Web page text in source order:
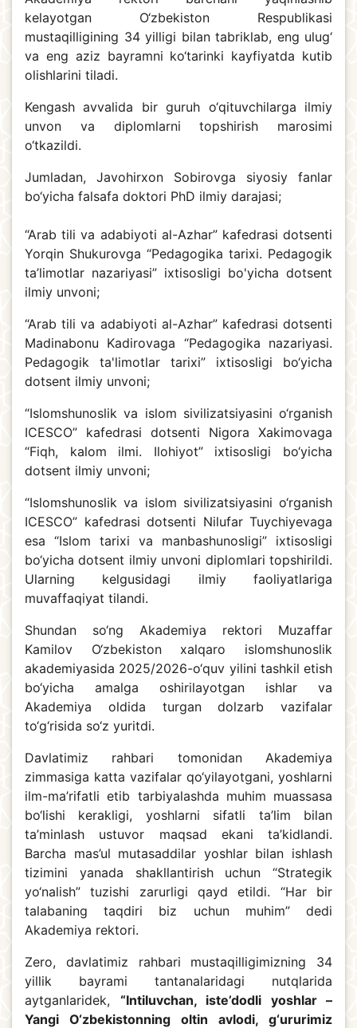
kelayotgan O‘zbekiston Respublikasi
mustaqilligining 34 yilligi bilan tabriklab, eng ulug‘
va eng aziz bayramni ko‘tarinki kayfiyatda kutib
olishlarini tiladi.
Kengash avvalida bir guruh o‘qituvchilarga ilmiy
unvon va diplomlarni topshirish marosimi
o‘tkazildi.
Jumladan, Javohirxon Sobirovga siyosiy fanlar
bo‘yicha falsafa doktori PhD ilmiy darajasi;
“Arab tili va adabiyoti al-Azhar” kafedrasi dotsenti
Yorqin Shukurovga “Pedagogika tarixi. Pedagogik
ta’limotlar nazariyasi” ixtisosligi bo'yicha dotsent
ilmiy unvoni;
“Arab tili va adabiyoti al-Azhar” kafedrasi dotsenti
Madinabonu Kadirovaga “Pedagogika nazariyasi.
Pedagogik ta'limotlar tarixi” ixtisosligi bo‘yicha
dotsent ilmiy unvoni;
“Islomshunoslik va islom sivilizatsiyasini o‘rganish
ICESCO” kafedrasi dotsenti Nigora Xakimovaga
“Fiqh, kalom ilmi. Ilohiyot” ixtisosligi bo‘yicha
dotsent ilmiy unvoni;
“Islomshunoslik va islom sivilizatsiyasini o‘rganish
ICESCO” kafedrasi dotsenti Nilufar Tuychiyevaga
esa “Islom tarixi va manbashunosligi” ixtisosligi
bo‘yicha dotsent ilmiy unvoni diplomlari topshirildi.
Ularning kelgusidagi ilmiy faoliyatlariga
muvaffaqiyat tilandi.
Shundan so‘ng Akademiya rektori Muzaffar
Kamilov O‘zbekiston xalqaro islomshunoslik
akademiyasida 2025/2026-o‘quv yilini tashkil etish
bo‘yicha amalga oshirilayotgan ishlar va
Akademiya oldida turgan dolzarb vazifalar
to‘g‘risida so‘z yuritdi.
Davlatimiz rahbari tomonidan Akademiya
zimmasiga katta vazifalar qo‘yilayotgani, yoshlarni
ilm-ma’rifatli etib tarbiyalashda muhim muassasa
bo‘lishi kerakligi, yoshlarni sifatli ta’lim bilan
ta’minlash ustuvor maqsad ekani ta’kidlandi.
Barcha mas’ul mutasaddilar yoshlar bilan ishlash
tizimini yanada shakllantirish uchun “Strategik
yo‘nalish” tuzishi zarurligi qayd etildi. “Har bir
talabaning taqdiri biz uchun muhim” dedi
Akademiya rektori.
Zero, davlatimiz rahbari mustaqilligimizning 34
yillik bayrami tantanalaridagi nutqlarida
aytganlaridek, “Intiluvchan, iste’dodli yoshlar –
Yangi O‘zbekistonning oltin avlodi, g‘ururimiz